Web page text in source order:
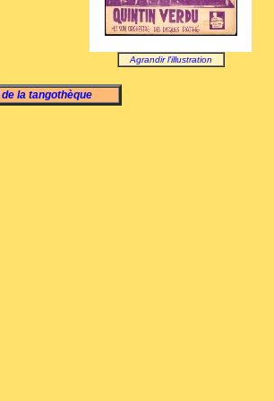
Agrandir l'illustration
la tangothèque